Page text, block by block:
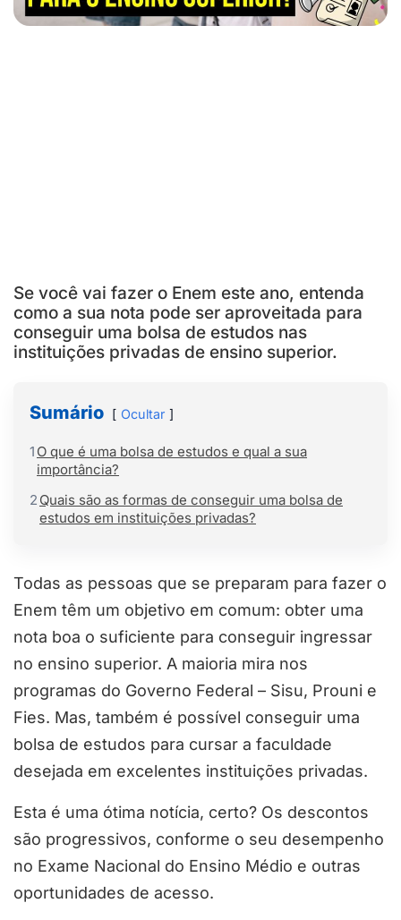
Se você vai fazer o Enem este ano, entenda
como a sua nota pode ser aproveitada para
conseguir uma bolsa de estudos nas
instituições privadas de ensino superior.
Sumário Ocultar
1 O que é uma bolsa de estudos e qual a sua
importância?
2 Quais são as formas de conseguir uma bolsa de
estudos em instituições privadas?
Todas as pessoas que se preparam para fazer o
Enem têm um objetivo em comum: obter uma
nota boa o suficiente para conseguir ingressar
no ensino superior. A maioria mira nos
programas do Governo Federal – Sisu, Prouni e
Fies. Mas, também é possível conseguir uma
bolsa de estudos para cursar a faculdade
desejada em excelentes instituições privadas.
Esta é uma ótima notícia, certo? Os descontos
são progressivos, conforme o seu desempenho
no Exame Nacional do Ensino Médio e outras
oportunidades de acesso.